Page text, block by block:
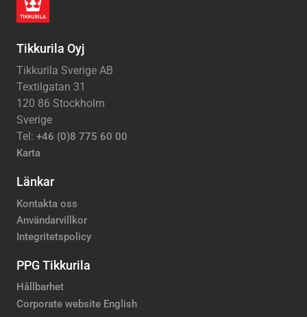
Tikkurila Oyj
Tikkurila Sverige AB
Textilgatan 31
120 86 Stockholm
Sverige
Tel: +46 (0)8 775 60 00
Karta
Länkar
Kontakta oss
Användarvillkor
Integritetspolicy
PPG Tikkurila
Hållbarhet
Corporate website English